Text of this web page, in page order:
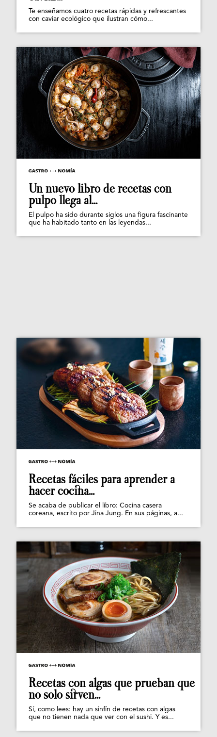
Te enseñamos cuatro recetas rápidas y refrescantes
con caviar ecológico que ilustran cómo...
Un nuevo libro de recetas con
pulpo llega al...
El pulpo ha sido durante siglos una figura fascinante
que ha habitado tanto en las leyendas...
Recetas fáciles para aprender a
hacer cocina...
Se acaba de publicar el libro: Cocina casera
coreana, escrito por Jina Jung. En sus páginas, a...
Recetas con algas que prueban que
no solo sirven...
Sí, como lees: hay un sinfín de recetas con algas
que no tienen nada que ver con el sushi. Y es...